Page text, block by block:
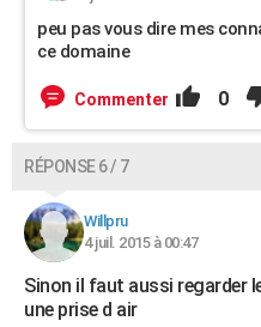
peu pas vous dire mes
ce domaine
Commenter 0
RÉPONSE 6 / 7
Willpru
4 juil. 2015 à 00:47
Sinon il faut aussi regarder
une prise d air